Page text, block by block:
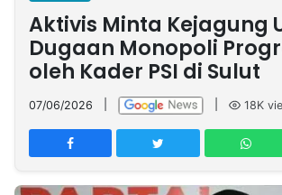
Nasional
International
Olahraga
Entertainment
Daerah
Pariwisata
Kuliner
Kolom
Network
PT
TREETAN
INDONESIA
Aktivis Minta Kejagung
Dugaan Monopoli
oleh Kader PSI di Sulut
07/06/2026 18K